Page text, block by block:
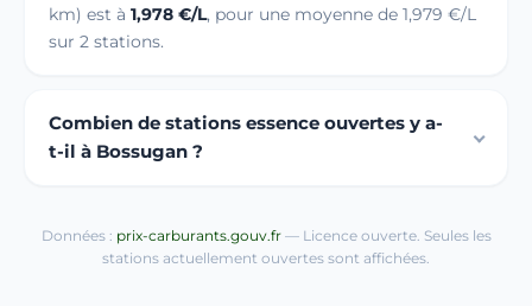
km) est à 1,978 €/L, pour une moyenne de 1,979 €/L
sur 2 stations.
Combien de stations essence ouvertes y a-
t-il à Bossugan ?
Données : prix-carburants.gouv.fr— Licence ouverte. Seules les
stations actuellement ouvertes sont affichées.